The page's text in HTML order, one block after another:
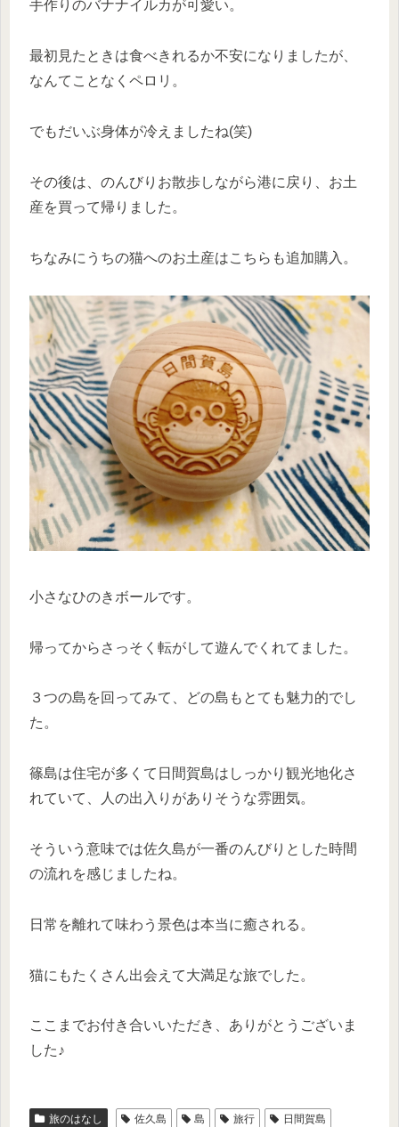
手作りのバナナイルカが可愛い。
最初見たときは食べきれるか不安になりましたが、
なんてことなくペロリ。
でもだいぶ身体が冷えましたね(笑)
その後は、のんびりお散歩しながら港に戻り、お土
産を買って帰りました。
ちなみにうちの猫へのお土産はこちらも追加購入。
小さなひのきボールです。
帰ってからさっそく転がして遊んでくれてました。
３つの島を回ってみて、どの島もとても魅力的でし
た。
篠島は住宅が多くて日間賀島はしっかり観光地化さ
れていて、人の出入りがありそうな雰囲気。
そういう意味では佐久島が一番のんびりとした時間
の流れを感じましたね。
日常を離れて味わう景色は本当に癒される。
猫にもたくさん出会えて大満足な旅でした。
ここまでお付き合いいただき、ありがとうございま
した♪
旅のはなし 佐久島 島 旅行
日間賀島